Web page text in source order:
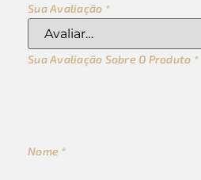
Sua Avaliação *
Sua Avaliação Sobre O Produto *
Nome *